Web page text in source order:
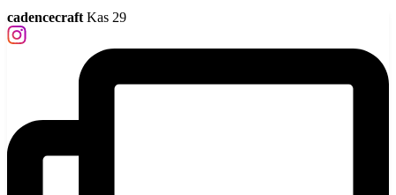
cadencecraft Kas 29